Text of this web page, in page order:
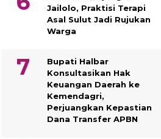
Jailolo, Praktisi Terapi
Asal Sulut Jadi Rujukan
Warga
Bupati Halbar
Konsultasikan Hak
Keuangan Daerah ke
Kemendagri,
Perjuangkan Kepastian
Dana Transfer APBN